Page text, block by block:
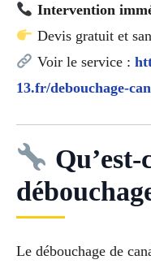
Intervention
Devis gratuit et
Voir le service :
13.fr/debouchage-
Qu’est-
Le débouchage de